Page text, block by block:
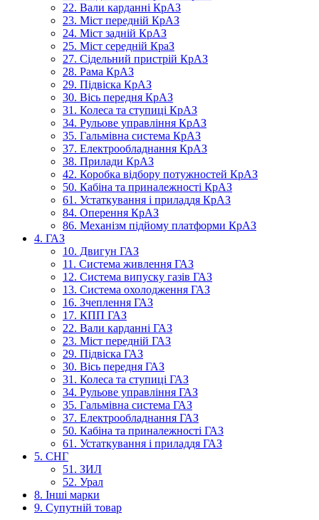
22. Вали карданні КрАЗ
23. Міст передній КрАЗ
24. Міст задній КрАЗ
25. Міст середній КраЗ
27. Сідельний пристрій КрАЗ
28. Рама КрАЗ
29. Підвіска КрАЗ
30. Вісь передня КрАЗ
31. Колеса та ступиці КрАЗ
34. Рульове управління КрАЗ
35. Гальмівна система КрАЗ
37. Електрообладнання КрАЗ
38. Прилади КрАЗ
42. Коробка відбору потужностей КрАЗ
50. Кабіна та приналежності КрАЗ
61. Устаткування і приладдя КрАЗ
84. Оперення КрАЗ
86. Механізм підйому платформи КрАЗ
4. ГАЗ
10. Двигун ГАЗ
11. Система живлення ГАЗ
12. Система випуску газів ГАЗ
13. Система охолодження ГАЗ
16. Зчеплення ГАЗ
17. КПП ГАЗ
22. Вали карданні ГАЗ
23. Міст передній ГАЗ
29. Підвіска ГАЗ
30. Вісь передня ГАЗ
31. Колеса та ступиці ГАЗ
34. Рульове управління ГАЗ
35. Гальмівна система ГАЗ
37. Електрообладнання ГАЗ
50. Кабіна та приналежності ГАЗ
61. Устаткування і приладдя ГАЗ
5. СНГ
51. ЗИЛ
52. Урал
8. Інші марки
9. Супутній товар